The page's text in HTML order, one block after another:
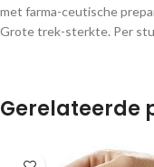
met farma-ceutische
Grote trek-sterkte. Per
Gerelateerde